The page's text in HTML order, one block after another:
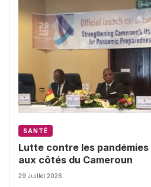
SANTÉ
Lutte contre les pandémies
aux côtés du Cameroun
29 Juillet 2026